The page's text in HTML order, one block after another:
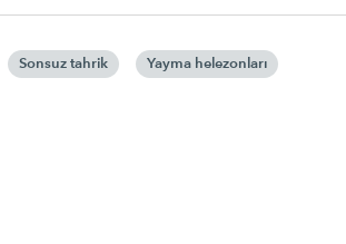
Sonsuz tahrik Yayma helezonları